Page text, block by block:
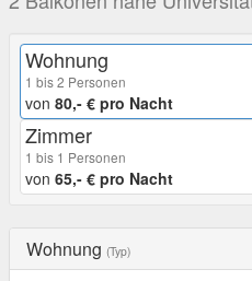
Wohnung
1 bis 2 Personen
von 80,- € pro Nacht
Zimmer
1 bis 1 Personen
von 65,- € pro Nacht
Wohnung (Typ)